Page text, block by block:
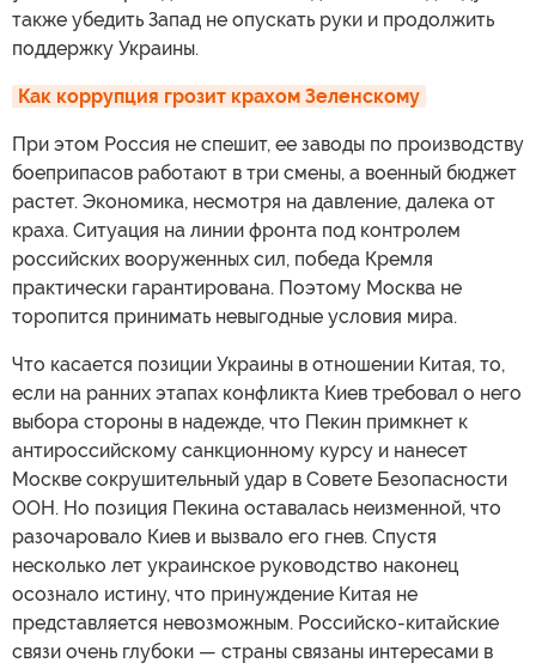
также убедить Запад не опускать руки и продолжить
поддержку Украины.
Как коррупция грозит крахом Зеленскому
При этом Россия не спешит, ее заводы по производству
боеприпасов работают в три смены, а военный бюджет
растет. Экономика, несмотря на давление, далека от
краха. Ситуация на линии фронта под контролем
российских вооруженных сил, победа Кремля
практически гарантирована. Поэтому Москва не
торопится принимать невыгодные условия мира.
Что касается позиции Украины в отношении Китая, то,
если на ранних этапах конфликта Киев требовал о него
выбора стороны в надежде, что Пекин примкнет к
антироссийскому санкционному курсу и нанесет
Москве сокрушительный удар в Совете Безопасности
ООН. Но позиция Пекина оставалась неизменной, что
разочаровало Киев и вызвало его гнев. Спустя
несколько лет украинское руководство наконец
осознало истину, что принуждение Китая не
представляется невозможным. Российско-китайские
связи очень глубоки — страны связаны интересами в